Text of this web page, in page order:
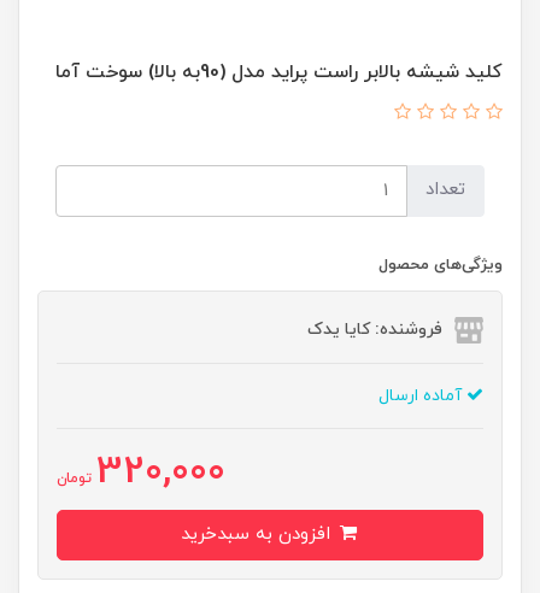
کلید شیشه بالابر راست پراید مدل (90به بالا) سوخت آما
تعداد
ویژگی‌های محصول
فروشنده: کایا یدک
آماده ارسال
320,000 تومان